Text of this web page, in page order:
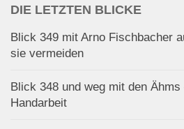
DIE LETZTEN BLICKE
Blick 349 mit Arno Fischbacher
sie vermeiden
Blick 348 und weg mit den
Handarbeit